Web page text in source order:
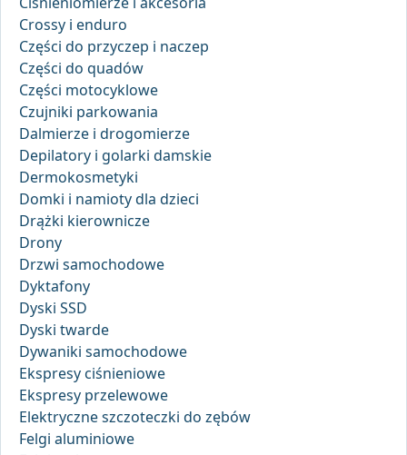
Crossy i enduro
Części do przyczep i naczep
Części do quadów
Części motocyklowe
Czujniki parkowania
Dalmierze i drogomierze
Depilatory i golarki damskie
Dermokosmetyki
Domki i namioty dla dzieci
Drążki kierownicze
Drony
Drzwi samochodowe
Dyktafony
Dyski SSD
Dyski twarde
Dywaniki samochodowe
Ekspresy ciśnieniowe
Ekspresy przelewowe
Elektryczne szczoteczki do zębów
Felgi aluminiowe